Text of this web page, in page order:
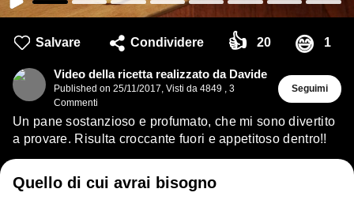
Salvare Condividere 👍 20 😅 1
Video della ricetta realizzato da Davide
Published on 25/11/2017, Visti da 4849 , 3
Commenti
Seguimi
Un pane sostanzioso e profumato, che mi sono divertito
a provare. Risulta croccante fuori e appetitoso dentro!!
Quello di cui avrai bisogno